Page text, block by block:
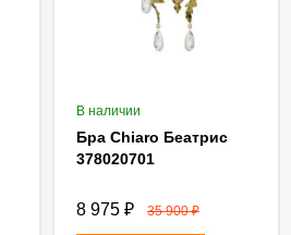
В наличии
Бра Chiaro Беатрис
378020701
8 975 ₽ 35 900₽